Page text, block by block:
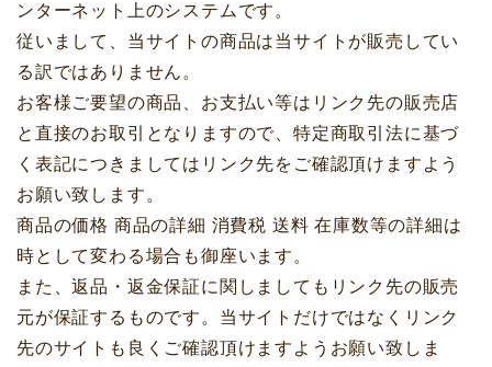
ンターネット上のシステムです。
従いまして、当サイトの商品は当サイトが販売してい
る訳ではありません。
お客様ご要望の商品、お支払い等はリンク先の販売店
と直接のお取引となりますので、特定商取引法に基づ
く表記につきましてはリンク先をご確認頂けますよう
お願い致します。
商品の価格 商品の詳細 消費税 送料 在庫数等の詳細は
時として変わる場合も御座います。
また、返品・返金保証に関しましてもリンク先の販売
元が保証するものです。当サイトだけではなくリンク
先のサイトも良くご確認頂けますようお願い致しま